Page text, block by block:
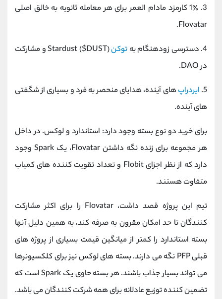
3. 1٪ کارمزد مادام العمر برای هر معامله ثانویه به خالق اصلی
Flovatar.
4. دسترسی زودهنگام به
توکن
Stardust ($DUST) و مشارکت
در DAO.
5. ایردراپهای آینده، هدایای منحصر به فرد و بسیاری از شگفتی
های آینده.
برای خرید دو نوع بسته وجود دارد: استاندارد و لوکس. در داخل
هر مجموعه برای زنده نگه داشتن Flovatar، یک Spark وجود
دارد که از نظر اجزای Flobit و تعداد تقویت کننده های کمیاب
متفاوت هستند.
تیم این پروژه قصد داشت، Flovatar را برای اکثر مشارکت
کنندگان تا حد امکان مقرون به صرفه کند، به همین دلیل آنها
بسته استاندارد را کمتر از میانگین قیمت بسیاری از پروژه های
قبلی PFP نگه می دارند. بسته های لوکس نیز برای کلکسیونرها
می تواند بسیار جذاب باشند. هر بسته حاوی یک Spark است که
تضمین کننده توزیع عادلانه برای همه شرکت کنندگان می باشد.